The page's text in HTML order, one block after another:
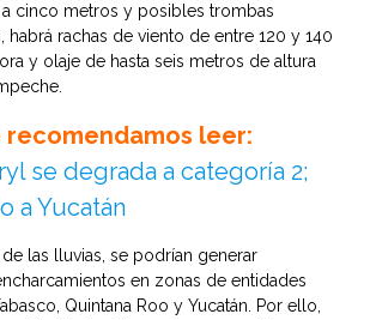
cinco metros y posibles trombas
habrá rachas de viento de entre 120 y 140
y olaje de hasta seis metros de altura
recomendamos leer:
se degrada a categoría 2;
a Yucatán
las lluvias, se podrían generar
en zonas de entidades
Quintana Roo y Yucatán. Por ello,